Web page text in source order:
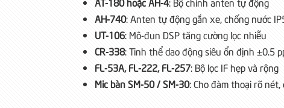
AH-740: Anten tự động gắn xe, chống nước
UT-106: Mô-đun DSP tăng cường lọc nhiễu
CR-338: Tinh thể dao động siêu ổn định ±0.5
FL-53A, FL-222, FL-257: Bộ lọc IF hẹp và rộng
Mic bàn SM-50 / SM-30: Cho đàm thoại rõ nét,